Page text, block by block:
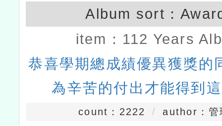
Album sort：
item： 112 Years
恭喜學期總成績優異獲獎的
為辛苦的付出才能得到
count：2222 author：管